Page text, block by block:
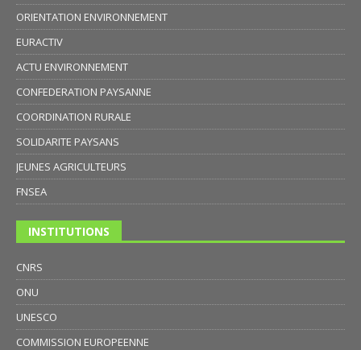
ORIENTATION ENVIRONNEMENT
EURACTIV
ACTU ENVIRONNEMENT
CONFEDERATION PAYSANNE
COORDINATION RURALE
SOLIDARITE PAYSANS
JEUNES AGRICULTEURS
FNSEA
INSTITUTIONS
CNRS
ONU
UNESCO
COMMISSION EUROPEENNE